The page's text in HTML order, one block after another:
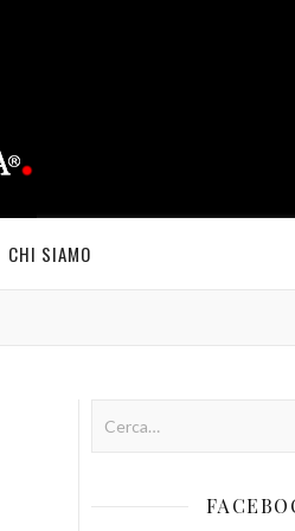
CHI SIAMO